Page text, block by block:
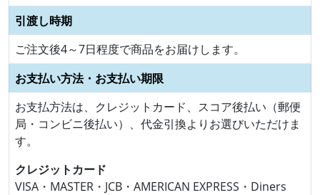
引渡し時期
ご注文後4～7日程度で商品をお届けします。
お支払い方法・お支払い期限
お支払方法は、クレジットカード、スコア後払い（郵便
局・コンビニ後払い）、代金引換よりお選びいただけま
す。
クレジットカード
VISA・MASTER・JCB・AMERICAN EXPRESS・Diners